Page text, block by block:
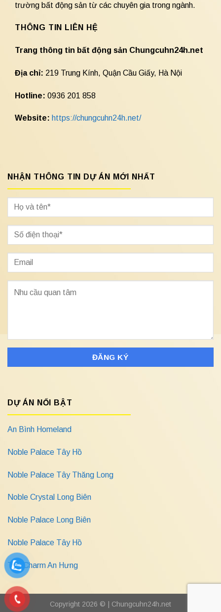
trường bất động sản từ các chuyên gia trong ngành.
THÔNG TIN LIÊN HỆ
Trang thông tin bất động sản Chungcuhn24h.net
Địa chỉ: 219 Trung Kính, Quận Cầu Giấy, Hà Nội
Hotline: 0936 201 858
Website: https://chungcuhn24h.net/
NHẬN THÔNG TIN DỰ ÁN MỚI NHẤT
DỰ ÁN NỔI BẬT
An Bình Homeland
Noble Palace Tây Hồ
Noble Palace Tây Thăng Long
Noble Crystal Long Biên
Noble Palace Long Biên
Noble Palace Tây Hồ
The Charm An Hưng
Copyright 2026 © | Chungcuhn24h.net